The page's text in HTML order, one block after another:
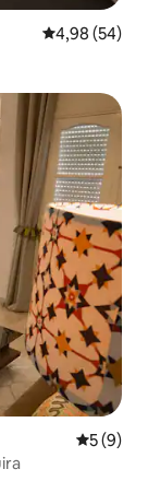
Gemiddelde
4,98 (54)
5 (9)